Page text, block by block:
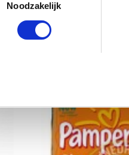
Noodzakelijk